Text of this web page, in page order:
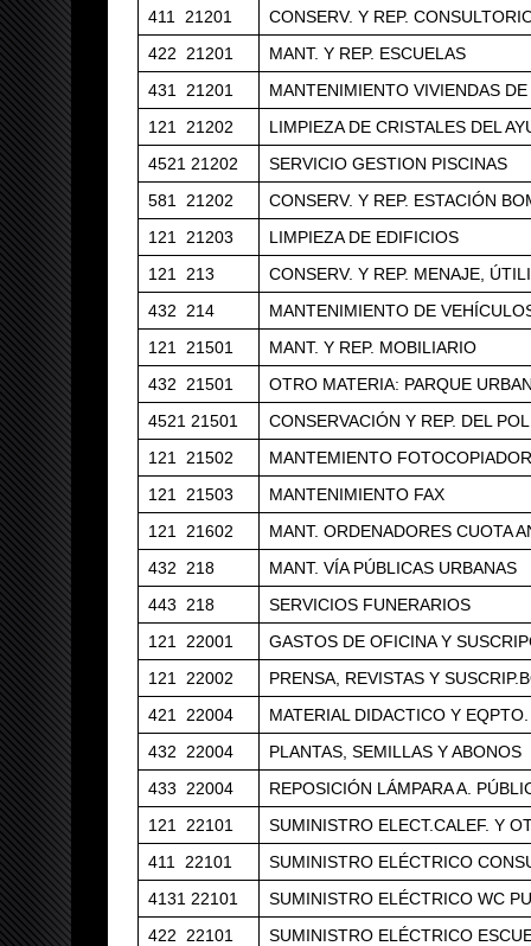
411 21201
CONSERV. Y REP.
422 21201
MANT. Y REP. ESCUELAS
431 21201
MANTENIMIENTO VIVIENDAS
121 21202
LIMPIEZA DE CRISTALES DEL
4521 21202
SERVICIO GESTION PISCINAS
581 21202
CONSERV. Y REP. ESTACIÓN
121 21203
LIMPIEZA DE EDIFICIOS
121 213
CONSERV. Y REP. MENAJE,
432 214
MANTENIMIENTO DE
121 21501
MANT. Y REP. MOBILIARIO
432 21501
OTRO MATERIA: PARQUE
4521 21501
CONSERVACIÓN Y REP. DEL
121 21502
MANTEMIENTO
121 21503
MANTENIMIENTO FAX
121 21602
MANT. ORDENADORES CUOTA
432 218
MANT. VÍA PÚBLICAS URBANAS
443 218
SERVICIOS FUNERARIOS
121 22001
GASTOS DE OFICINA Y
121 22002
PRENSA, REVISTAS Y
421 22004
MATERIAL DIDACTICO Y
432 22004
PLANTAS, SEMILLAS Y ABONOS
433 22004
REPOSICIÓN LÁMPARA A.
121 22101
SUMINISTRO ELECT.CALEF. Y
411 22101
SUMINISTRO ELÉCTRICO
4131 22101
SUMINISTRO ELÉCTRICO WC
422 22101
SUMINISTRO ELÉCTRICO